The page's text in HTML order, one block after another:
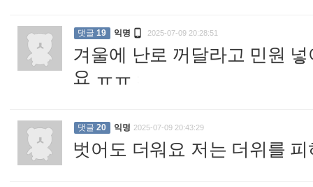
댓글 19 익명  2025-07-09 20:28:51
겨울에 난로 꺼달라고 민원
요 ㅠㅠ
댓글 20 익명 2025-07-09 20:43:29
벗어도 더워요 저는 더위를